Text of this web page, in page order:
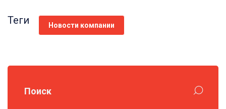
Теги Новости компании
Поиск